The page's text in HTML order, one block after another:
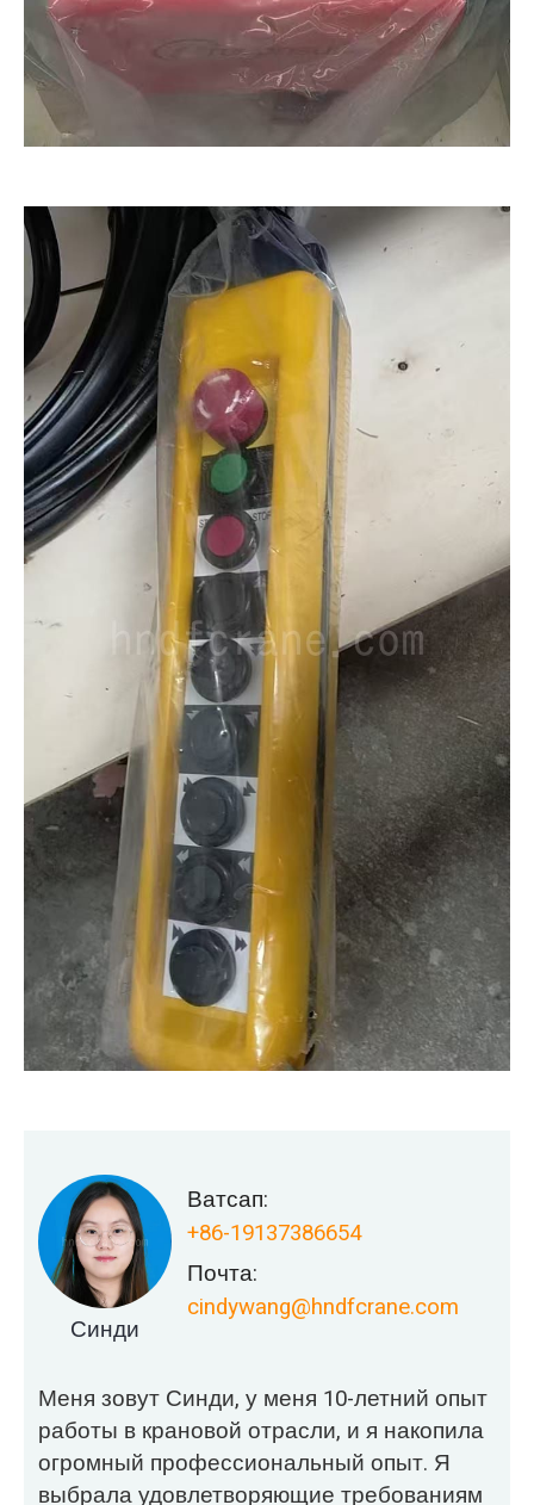
Синди
Ватсап:
+86-19137386654
Почта:
cindywang@hndfcrane.com
Меня зовут Синди, у меня 10-летний опыт
работы в крановой отрасли, и я накопила
огромный профессиональный опыт. Я
выбрала удовлетворяющие требованиям